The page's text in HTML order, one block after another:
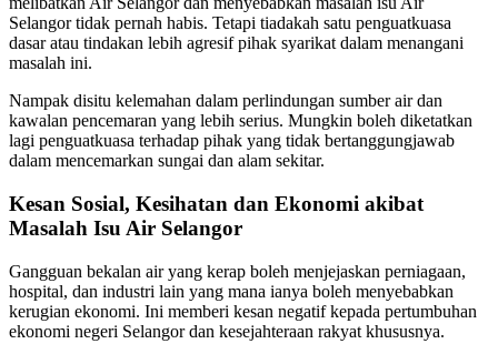
Selangor tidak pernah habis. Tetapi tiadakah satu penguatkuasa
dasar atau tindakan lebih agresif pihak syarikat dalam menangani
masalah ini.
Nampak disitu kelemahan dalam perlindungan sumber air dan
kawalan pencemaran yang lebih serius. Mungkin boleh diketatkan
lagi penguatkuasa terhadap pihak yang tidak bertanggungjawab
dalam mencemarkan sungai dan alam sekitar.
Kesan Sosial, Kesihatan dan Ekonomi akibat
Masalah Isu Air Selangor
Gangguan bekalan air yang kerap boleh menjejaskan perniagaan,
hospital, dan industri lain yang mana ianya boleh menyebabkan
kerugian ekonomi. Ini memberi kesan negatif kepada pertumbuhan
ekonomi negeri Selangor dan kesejahteraan rakyat khususnya.